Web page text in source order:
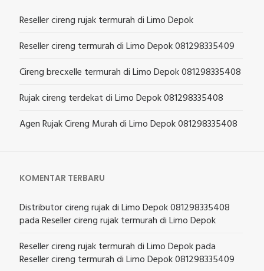
Reseller cireng rujak termurah di Limo Depok
Reseller cireng termurah di Limo Depok 081298335409
Cireng brecxelle termurah di Limo Depok 081298335408
Rujak cireng terdekat di Limo Depok 081298335408
Agen Rujak Cireng Murah di Limo Depok 081298335408
KOMENTAR TERBARU
Distributor cireng rujak di Limo Depok 081298335408
padaReseller cireng rujak termurah di Limo Depok
Reseller cireng rujak termurah di Limo Depokpada
Reseller cireng termurah di Limo Depok 081298335409